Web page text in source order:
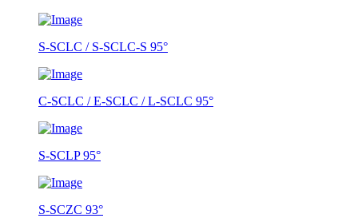
S-SCLC / S-SCLC-S 95°
C-SCLC / E-SCLC / L-SCLC 95°
S-SCLP 95°
S-SCZC 93°